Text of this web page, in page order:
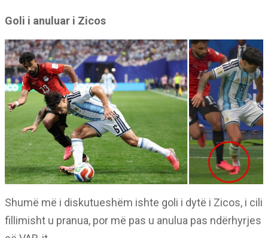
Goli i anuluar i Zicos
Shumë më i diskutueshëm ishte goli i dytë i Zicos, i cili
fillimisht u pranua, por më pas u anulua pas ndërhyrjes